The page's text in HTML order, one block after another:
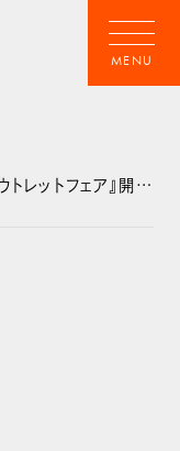
『パルグループアウトレットフェア』開催!!4/25(金)～29(火) MAX70%OFF!!